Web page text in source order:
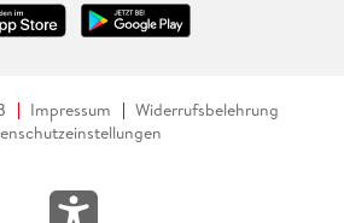
Impressum
Widerrufsbelehrung